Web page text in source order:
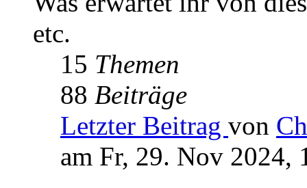
etc.
15 Themen
88 Beiträge
Letzter Beitrag von
am Fr, 29. Nov 2024,